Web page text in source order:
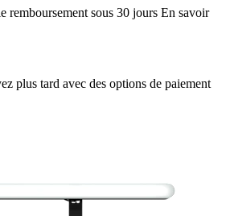
remboursement sous 30 jours En savoir
plus tard avec des options de paiement